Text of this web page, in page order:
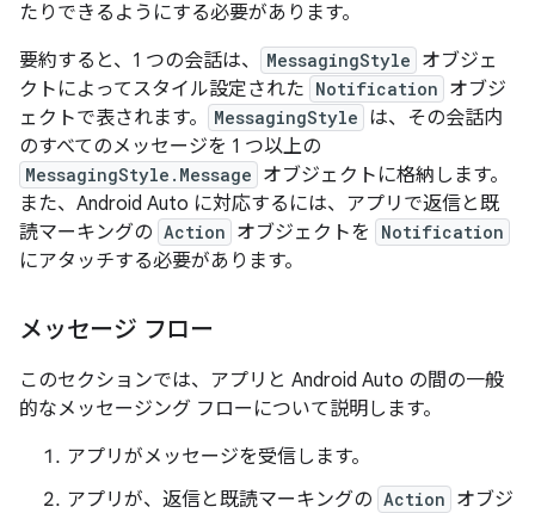
たりできるようにする必要があります。
要約すると、1 つの会話は、
MessagingStyle オブジェ
クトによってスタイル設定された Notification オブジ
ェクトで表されます。
MessagingStyle は、その会話内
のすべてのメッセージを 1 つ以上の
MessagingStyle.Message オブジェクトに格納します。
また、Android Auto に対応するには、アプリで返信と既
読マーキングの Action オブジェクトを Notification
にアタッチする必要があります。
メッセージ フロー
このセクションでは、アプリと Android Auto の間の一般
的なメッセージング フローについて説明します。
アプリがメッセージを受信します。
アプリが、返信と既読マーキングの Action オブジ